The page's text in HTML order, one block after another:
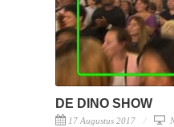
DE DINO SHOW
17 Augustus 2017